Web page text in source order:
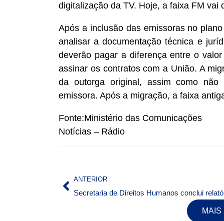
digitalização da TV. Hoje, a faixa FM vai
Após a inclusão das emissoras no
analisar a documentação técnica e
deverão pagar a diferença entre o
assinar os contratos com a União. A
da outorga original, assim como
emissora. Após a migração, a faixa
Fonte:Ministério das Comunicações
Notícias – Rádio
ANTERIOR
MAIS